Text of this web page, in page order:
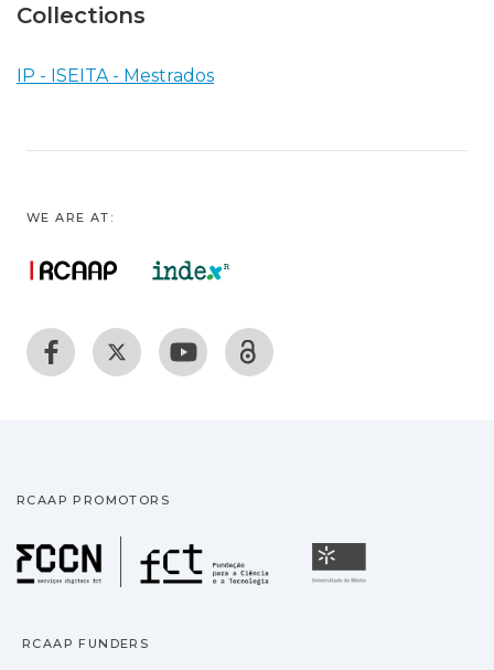
Collections
IP - ISEITA - Mestrados
WE ARE AT:
RCAAP PROMOTORS
Fundação para a
RCAAP FUNDERS